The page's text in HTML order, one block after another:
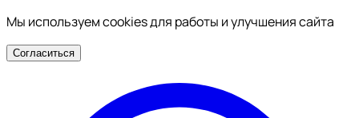
Мы используем cookies для работы и улучшения сайта
Согласиться